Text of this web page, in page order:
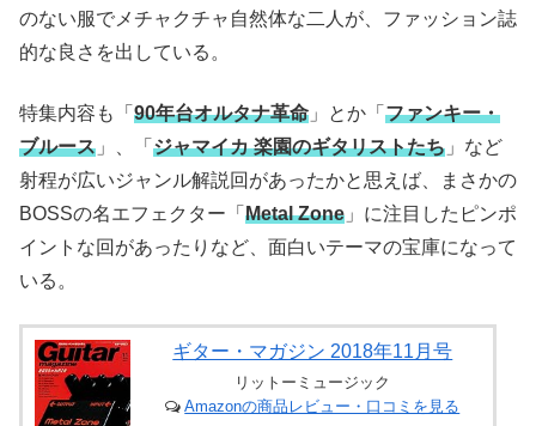
のない服でメチャクチャ自然体な二人が、ファッション誌
的な良さを出している。
特集内容も「 90年台オルタナ革命 」とか「 ファンキー・
ブルース 」、「 ジャマイカ 楽園のギタリストたち 」など
射程が広いジャンル解説回があったかと思えば、まさかの
BOSSの名エフェクター「 Metal Zone 」に注目したピンポ
イントな回があったりなど、面白いテーマの宝庫になって
いる。
ギター・マガジン 2018年11月号
リットーミュージック
Amazonの商品レビュー・口コミを見る